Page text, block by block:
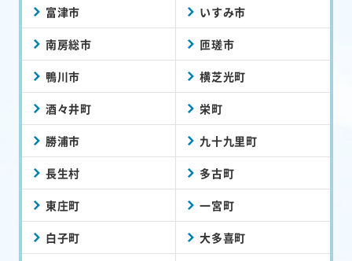
富津市 いすみ市
南房総市 匝瑳市
鴨川市 横芝光町
酒々井町 栄町
勝浦市 九十九里町
長生村 多古町
東庄町 一宮町
白子町 大多喜町